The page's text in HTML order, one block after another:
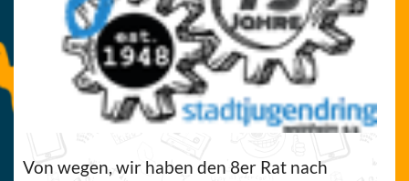
Von wegen, wir haben den 8er Rat nach